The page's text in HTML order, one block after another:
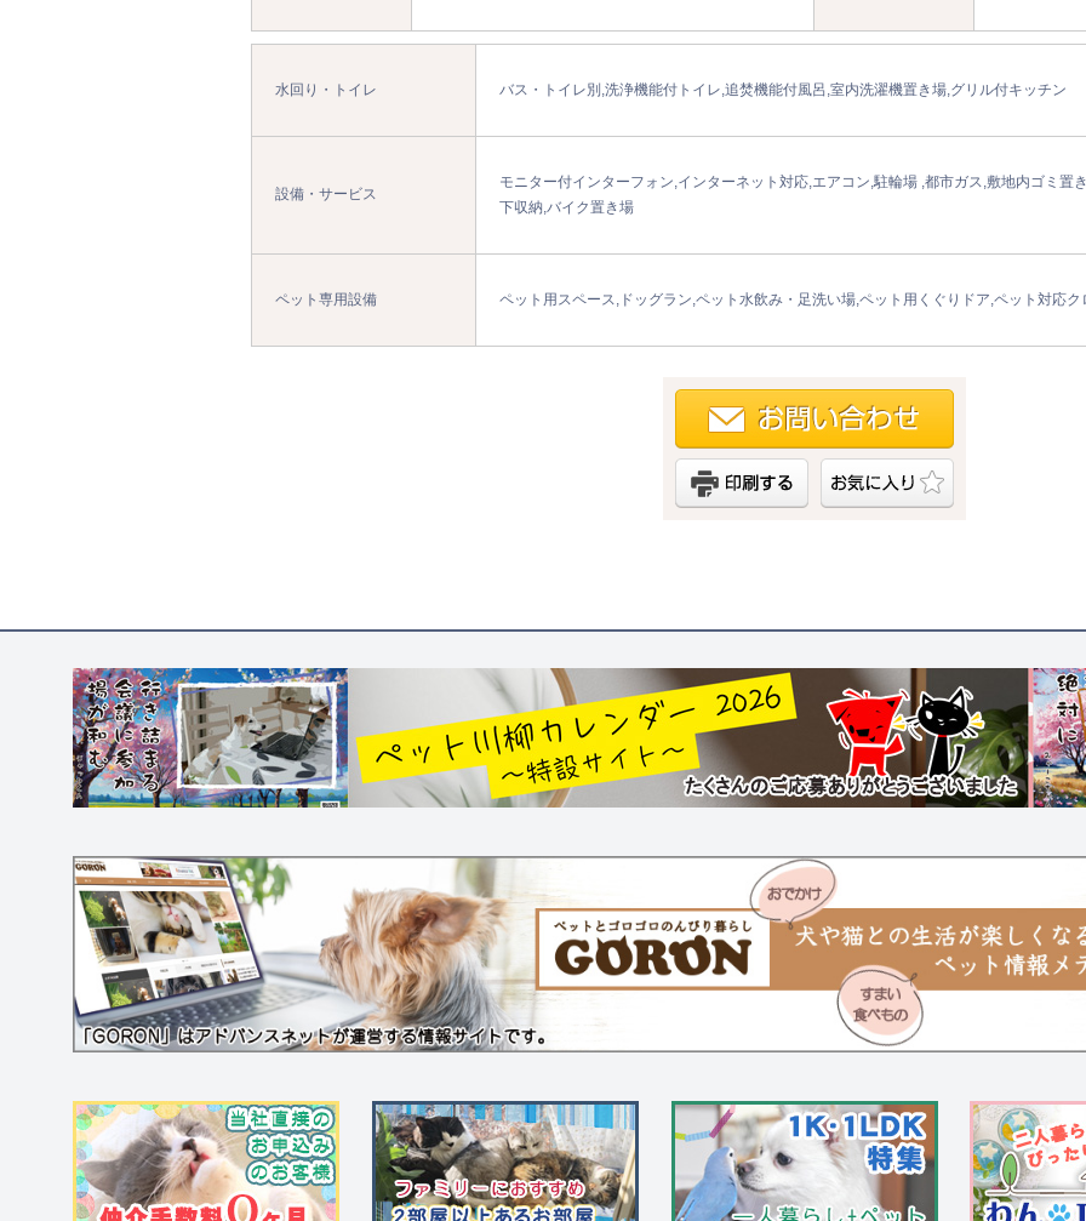
水回り・トイレ バス・トイレ別,洗浄機能付トイレ,追焚機能付風呂,室内洗濯機置き場,グリル付キッチン
設備・サービス
モニター付インターフォン,インターネット対応,エアコン,駐輪場 ,都市ガス,敷地内ゴミ置
下収納,バイク置き場
ペット専用設備 ペット用スペース,ドッグラン,ペット水飲み・足洗い場,ペット用くぐりドア,ペット対応